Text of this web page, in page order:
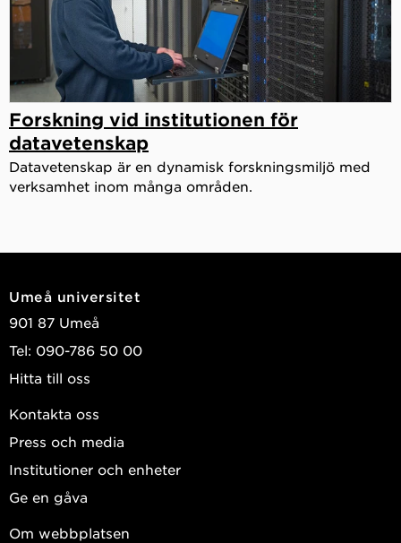
Forskning vid institutionen för
datavetenskap
Datavetenskap är en dynamisk forskningsmiljö med
verksamhet inom många områden.
Umeå universitet
901 87 Umeå
Tel: 090-786 50 00
Hitta till oss
Kontakta oss
Press och media
Institutioner och enheter
Ge en gåva
Om webbplatsen